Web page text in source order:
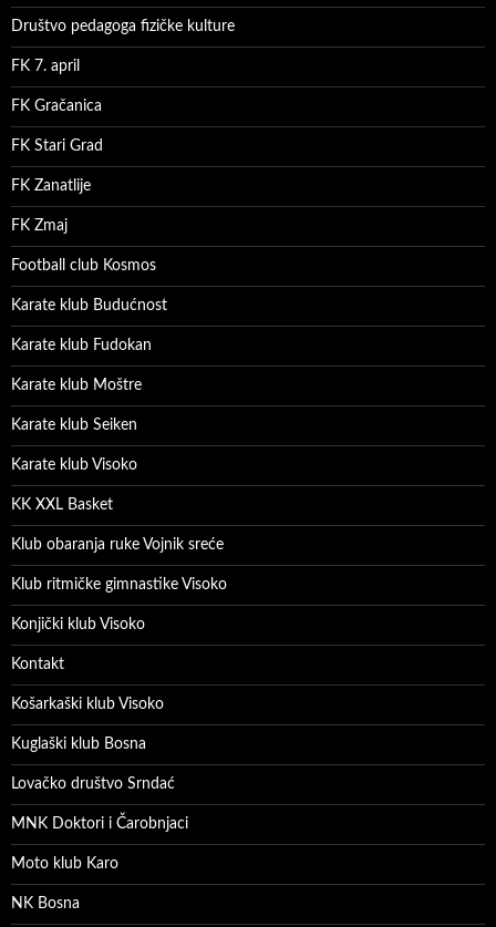
Društvo pedagoga fizičke kulture
FK 7. april
FK Gračanica
FK Stari Grad
FK Zanatlije
FK Zmaj
Football club Kosmos
Karate klub Budućnost
Karate klub Fudokan
Karate klub Moštre
Karate klub Seiken
Karate klub Visoko
KK XXL Basket
Klub obaranja ruke Vojnik sreće
Klub ritmičke gimnastike Visoko
Konjički klub Visoko
Kontakt
Košarkaški klub Visoko
Kuglaški klub Bosna
Lovačko društvo Srndać
MNK Doktori i Čarobnjaci
Moto klub Karo
NK Bosna